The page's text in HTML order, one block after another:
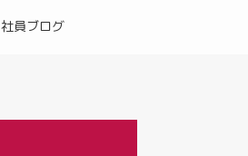
社員ブログ